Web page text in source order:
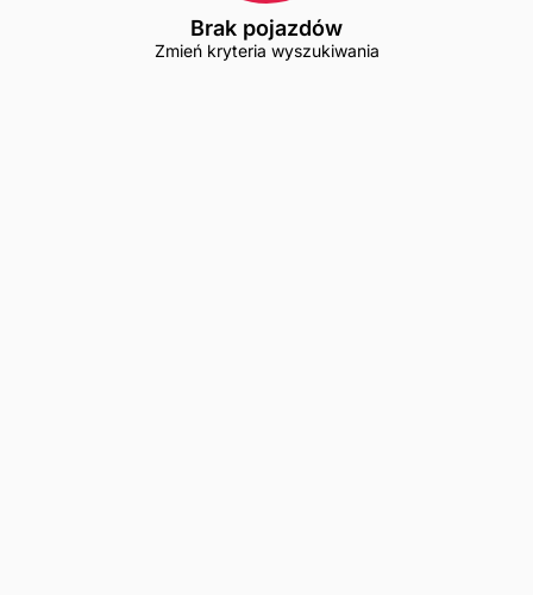
Brak pojazdów
Zmień kryteria wyszukiwania